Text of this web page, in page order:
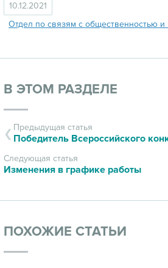
10.12.2021
Отдел по связям с общественностью и
В ЭТОМ РАЗДЕЛЕ
Предыдущая статья
Следующая статья
Изменения в графике работы
ПОХОЖИЕ СТАТЬИ